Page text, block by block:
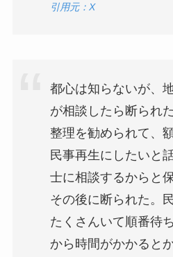
引用元：X
都心は知らないが、
が相談したら断られ
整理を勧められて、
民事再生にしたいと
士に相談するからと
その後に断られた。
たくさんいて順番待
から時間がかかると